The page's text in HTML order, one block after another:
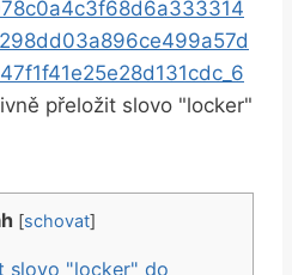
přeložit slovo "locker"
[schovat]
slovo "locker" do